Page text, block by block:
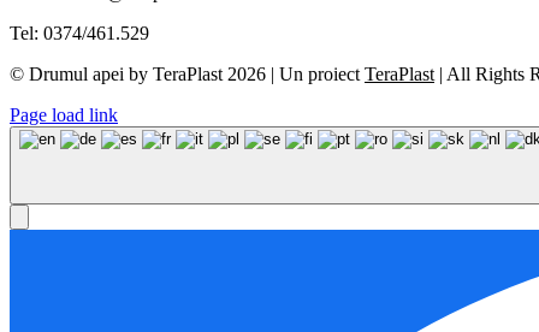
Tel: 0374/461.529
© Drumul apei by TeraPlast 2026 | Un proiect TeraPlast | All Rights
Page load link